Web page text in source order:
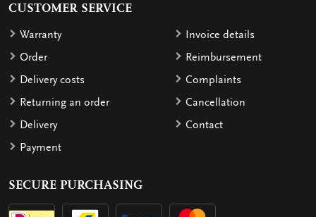
CUSTOMER SERVICE
Warranty
Order
Delivery costs
Returning an order
Delivery
Payment
Invoice details
Reimbursement
Complaints
Cancellation
Contact
SECURE PURCHASING